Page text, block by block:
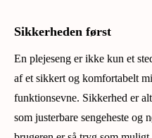
Sikkerheden først
En plejeseng er ikke kun et
af et sikkert og komfortabelt
funktionsevne. Sikkerhed er
som justerbare sengeheste og